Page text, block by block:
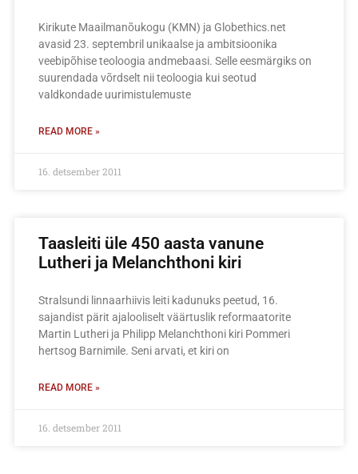
Kirikute Maailmanõukogu (KMN) ja Globethics.net
avasid 23. septembril unikaalse ja ambitsioonika
veebipõhise teoloogia andmebaasi. Selle eesmärgiks on
suurendada võrdselt nii teoloogia kui seotud
valdkondade uurimistulemuste
READ MORE »
16. detsember 2011
Taasleiti üle 450 aasta vanune
Lutheri ja Melanchthoni kiri
Stralsundi linnaarhiivis leiti kadunuks peetud, 16.
sajandist pärit ajalooliselt väärtuslik reformaatorite
Martin Lutheri ja Philipp Melanchthoni kiri Pommeri
hertsog Barnimile. Seni arvati, et kiri on
READ MORE »
16. detsember 2011